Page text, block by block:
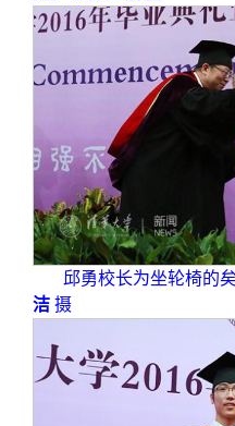
邱勇校长为坐轮椅的
洁 摄